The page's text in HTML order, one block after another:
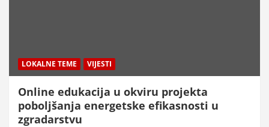
LOKALNE TEME VIJESTI
Online edukacija u okviru projekta
poboljšanja energetske efikasnosti u
zgradarstvu